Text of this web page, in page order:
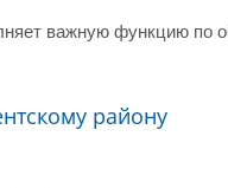
важную функцию по
району